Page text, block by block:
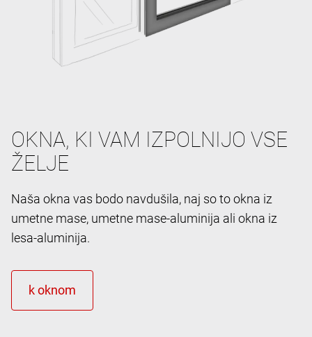
OKNA, KI VAM IZPOLNIJO VSE
ŽELJE
Naša okna vas bodo navdušila, naj so to okna iz
umetne mase, umetne mase-aluminija ali okna iz
lesa-aluminija.